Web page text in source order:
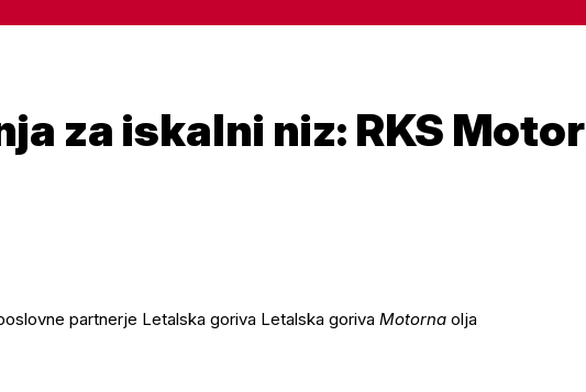
za iskalni niz: RKS Motor
partnerje Letalska goriva Letalska goriva Motornaolja